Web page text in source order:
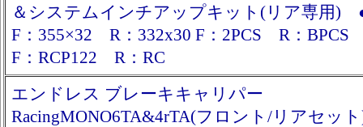
＆システムインチアップキット(リア専用)
F：355×32 R：332x30 F：2PCS R：
F：RCP122 R：RC
エンドレス ブレーキキャリパー
RacingMONO6TA&4rTA(フロント/リアセッ